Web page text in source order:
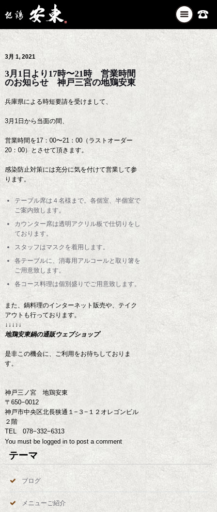
ナ
ビ
ゲ
シ
3月 1, 2021
3月1日より17時〜21時 営業時間
のお知らせ 神戸三宮の地鶏安東
兵庫県による時短要請を受けまして、
3月1日から当面の間、
営業時間を17：00〜21：00（ラストオーダー
20：00）とさせて頂きます。
感染防止対策には充分に気を付けて営業して参
ります。
テーブル席は４名様まで。各個室、半個室で
ご案内致します。
カウンター席は透明アクリル板で仕切りをし
ております。
スタッフはマスクを着用します。
各テーブルに、消毒用アルコールと取り箸を
ご用意致します。
各コース料理は個別盛りでご用意致します。
また、鍋料理のインターネット販売や、テイク
アウトも行っております。
↓↓↓↓↓
地鶏安東鍋の通販ウェブショップ
是非この機会に、ご利用をお待ちしておりま
す。
神戸三ノ宮 地鶏安東
〒650−0012
神戸市中央区北長狭通１−３−１２オレゴンビル
２階
TEL 078−332−6313
You must be logged in to post a comment
テーマ
ブログ
メニューご紹介